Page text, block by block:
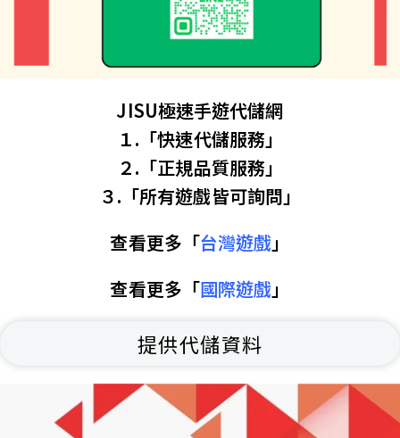
JISU極速手遊代儲網
１.「快速代儲服務」
２.「正規品質服務」
３.「所有遊戲皆可詢問」
查看更多「台灣遊戲」
查看更多「國際遊戲」
提供代儲資料